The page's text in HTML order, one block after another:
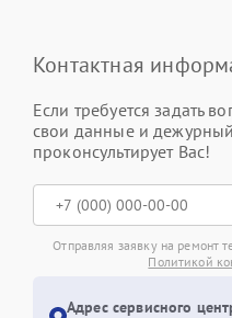
Контактная
Если требуется задать
свои данные и
проконсультирует Вас!
Отправляя заявку на ремонт
Политикой
Адрес сервисного